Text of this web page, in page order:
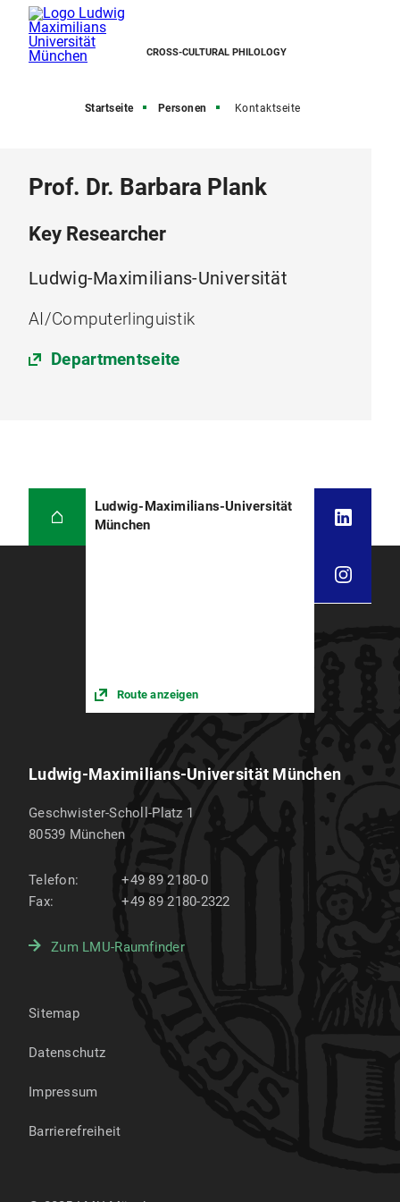
CROSS-CULTURAL PHILOLOGY
Startseite Personen Kontaktseite
Prof. Dr. Barbara Plank
Key Researcher
Ludwig-Maximilians-Universität
AI/Computerlinguistik
Departmentseite
Ludwig-Maximilians-Universität
München
Route anzeigen
Ludwig-Maximilians-Universität München
Geschwister-Scholl-Platz 1
80539 München
Telefon:
+49 89 2180-0
Fax:
+49 89 2180-2322
Zum LMU-Raumfinder
Sitemap
Datenschutz
Impressum
Barrierefreiheit